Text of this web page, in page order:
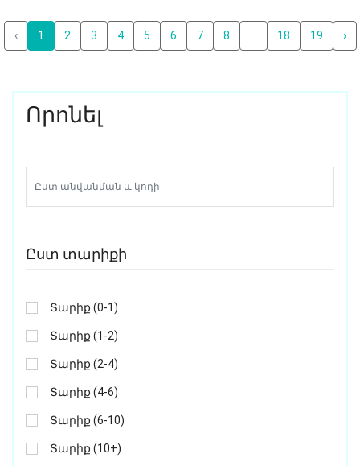
‹ 1 2 3 4 5 6 7 8 18 19 ›
Որոնել
Ըստ տարիքի
Տարիք (0-1)
Տարիք (1-2)
Տարիք (2-4)
Տարիք (4-6)
Տարիք (6-10)
Տարիք (10+)